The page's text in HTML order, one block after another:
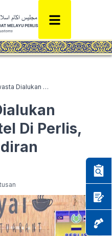
Pihak Swasta Dialukan Bangunkan Hotel Di Perlis, Tampung Kehadiran Pelancong
Di Perlis,